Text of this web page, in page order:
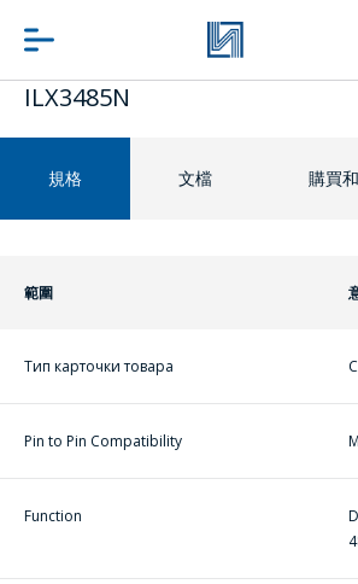
ILX3485N
規格 文檔 購買
範圍
Тип карточки товара
Pin to Pin Compatibility
Function
ПРОДОЛЖИТЬ ПОКУПКИ
問一個問題
公司經理將很樂